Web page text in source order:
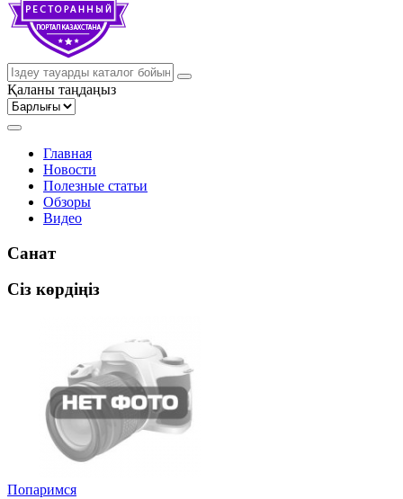
Қаланы таңдаңыз
Главная
Новости
Полезные статьи
Обзоры
Видео
Санат
Сіз көрдіңіз
Попаримся